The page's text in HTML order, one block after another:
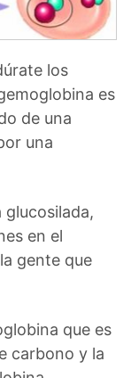
los
es
de una
una
en el
gente que
que es
carbono y la